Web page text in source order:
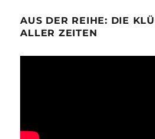
AUS DER REIHE: DIE
ALLER ZEITEN